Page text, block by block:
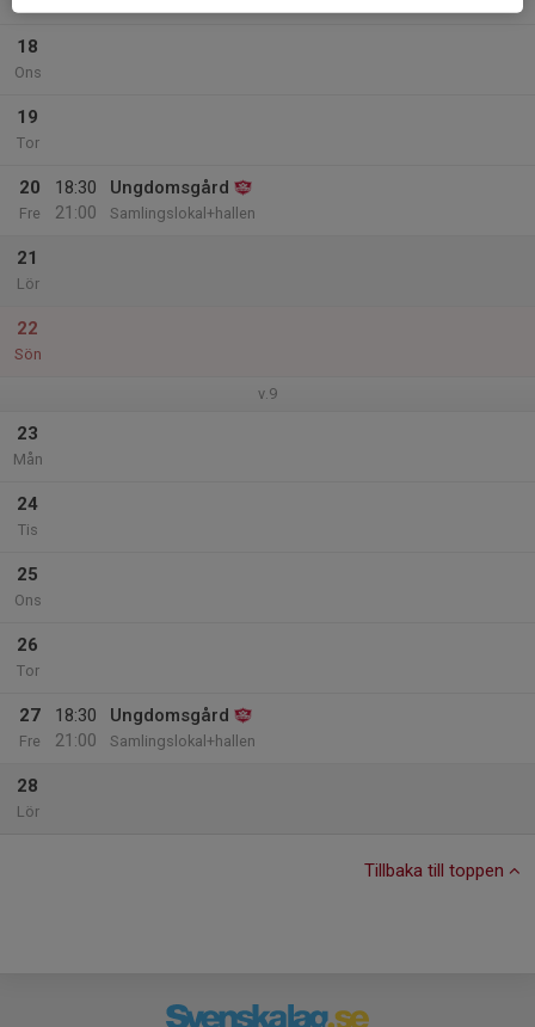
18
Ons
19
Tor
20
Fre
18:30
21:00
Ungdomsgård
Samlingslokal+hallen
21
Lör
22
Sön
v.9
23
Mån
24
Tis
25
Ons
26
Tor
27
Fre
18:30
21:00
Ungdomsgård
Samlingslokal+hallen
28
Lör
Tillbaka till toppen